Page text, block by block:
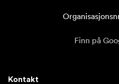
Finn på
Kontakt